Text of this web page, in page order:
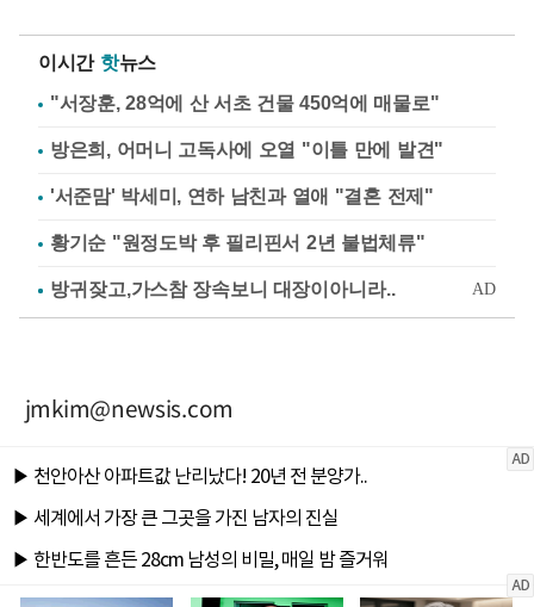
이시간 핫뉴스
"서장훈, 28억에 산 서초 건물 450억에 매물로"
방은희, 어머니 고독사에 오열 "이틀 만에 발견"
'서준맘' 박세미, 연하 남친과 열애 "결혼 전제"
황기순 "원정도박 후 필리핀서 2년 불법체류"
jmkim@newsis.com